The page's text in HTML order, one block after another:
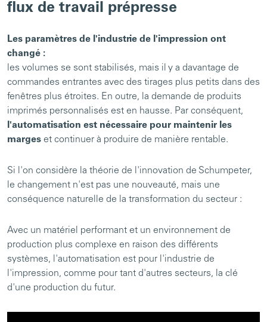
flux de travail prépresse
Les paramètres de l'industrie de l'impression ont
changé :
les volumes se sont stabilisés, mais il y a davantage de
commandes entrantes avec des tirages plus petits dans des
fenêtres plus étroites. En outre, la demande de produits
imprimés personnalisés est en hausse. Par conséquent,
l'automatisation est nécessaire pour maintenir les
marges et continuer à produire de manière rentable.
Si l'on considère la théorie de l'innovation de Schumpeter,
le changement n'est pas une nouveauté, mais une
conséquence naturelle de la transformation du secteur :
Avec un matériel performant et un environnement de
production plus complexe en raison des différents
systèmes, l'automatisation est pour l'industrie de
l'impression, comme pour tant d'autres secteurs, la clé
d'une production du futur.